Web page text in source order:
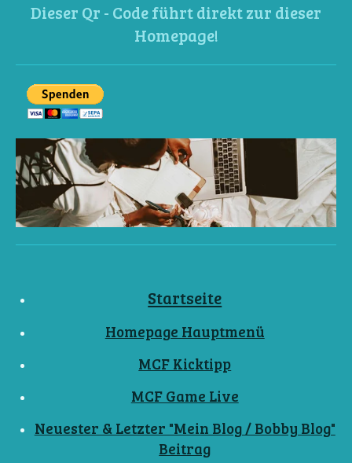
Dieser Qr - Code führt direkt zur dieser
Homepage!
Startseite
Homepage Hauptmenü
MCF Kicktipp
MCF Game Live
Neuester & Letzter "Mein Blog / Bobby Blog"
Beitrag